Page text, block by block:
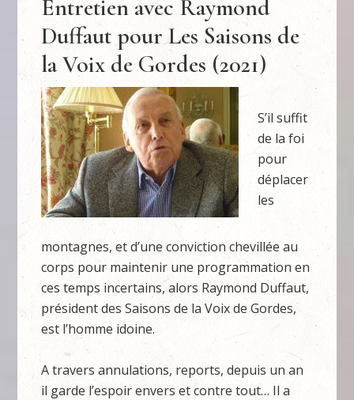
Entretien avec Raymond
Duffaut pour Les Saisons de
la Voix de Gordes (2021)
S’il suffit
de la foi
pour
déplacer
les
montagnes, et d’une conviction chevillée au
corps pour maintenir une programmation en
ces temps incertains, alors Raymond Duffaut,
président des Saisons de la Voix de Gordes,
est l’homme idoine.
A travers annulations, reports, depuis un an
il garde l’espoir envers et contre tout… Il a